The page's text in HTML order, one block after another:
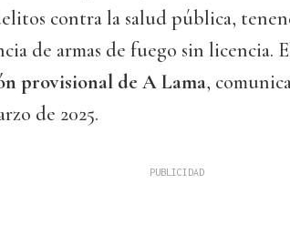
contra la salud pública,
de armas de fuego sin licencia.
provisional de A Lama,
de 2025.